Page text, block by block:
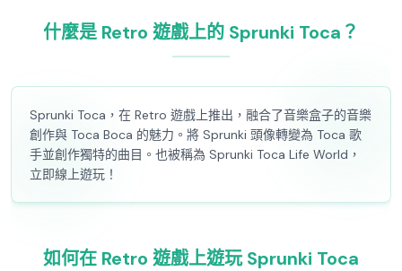
什麼是 Retro 遊戲上的 Sprunki Toca？
Sprunki Toca，在 Retro 遊戲上推出，融合了音樂盒子的音樂
創作與 Toca Boca 的魅力。將 Sprunki 頭像轉變為 Toca 歌
手並創作獨特的曲目。也被稱為 Sprunki Toca Life World，
立即線上遊玩！
如何在 Retro 遊戲上遊玩 Sprunki Toca